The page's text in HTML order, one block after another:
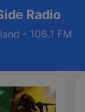
Radio
- 106.1 FM